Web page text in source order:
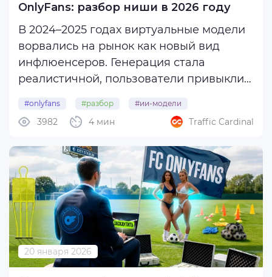
OnlyFans: разбор ниши в 2026 году
В 2024–2025 годах виртуальные модели
ворвались на рынок как новый вид
инфлюенсеров. Генерация стала
реалистичной, пользователи привыкли к
начали зарабатывать на них приличные
деньги.
В 2026-м главный вопрос звучит проще:
есть ли тут еще деньги или поезд ...
#onlyfans #разбор #ии-модели
4 мин
3982 Traffic Cardinal
20 января 2026